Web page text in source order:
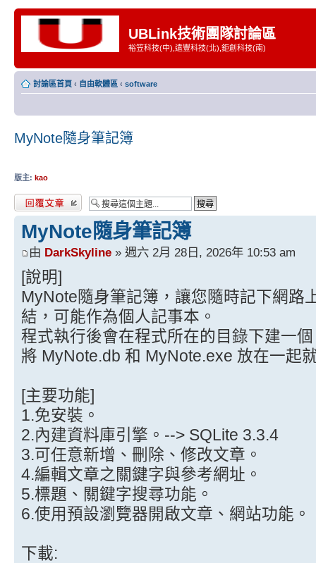
UBLink技術團隊討論區
裕笠科技(中),遠豐科技(北),鉅創科技(南)
討論區首頁 ‹ 自由軟體區 ‹ software
MyNote隨身筆記簿
版主: kao
發表回覆
MyNote隨身筆記簿
由 DarkSkyline » 週六 2月 28日, 2026年 10:53 am
[說明]
MyNote隨身筆記簿，讓您隨時記下網路
結，可能作為個人記事本。
程式執行後會在程式所在的目錄下建一
將 MyNote.db 和 MyNote.exe 放在一起
[主要功能]
1.免安裝。
2.內建資料庫引擎。--> SQLite 3.3.4
3.可任意新增、刪除、修改文章。
4.編輯文章之關鍵字與參考網址。
5.標題、關鍵字搜尋功能。
6.使用預設瀏覽器開啟文章、網站功能。
下載: